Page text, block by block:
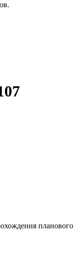
планового